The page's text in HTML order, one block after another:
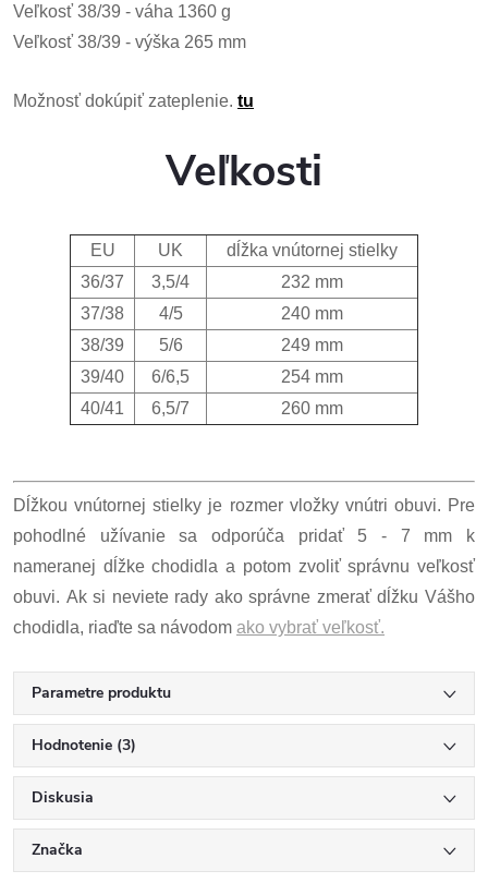
Veľkosť 38/39 - váha 1360 g
Veľkosť 38/39 - výška 265 mm
Možnosť dokúpiť zateplenie. tu
Veľkosti
EU UK
dĺžka vnútornej stielky
36/37
3,5/4
232 mm
37/38
4/5
240 mm
38/39
5/6
249 mm
39/40
6/6,5
254 mm
40/41
6,5/7 260 mm
Dĺžkou vnútornej stielky je rozmer vložky vnútri obuvi. Pre
pohodlné užívanie sa odporúča pridať 5 - 7 mm k
nameranej dĺžke chodidla a potom zvoliť správnu veľkosť
obuvi. Ak si neviete rady ako správne zmerať dĺžku Vášho
chodidla, riaďte sa návodom ako vybrať veľkosť.
Parametre produktu
Hodnotenie (3)
Diskusia
Značka